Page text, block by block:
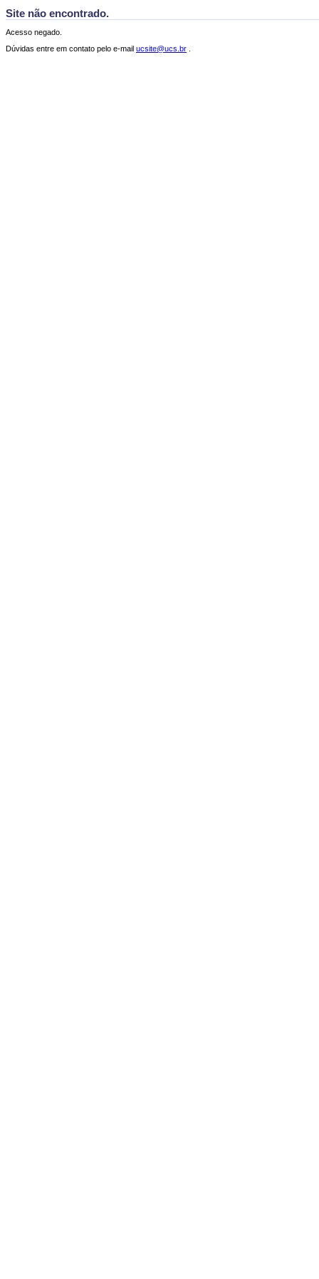
Site não encontrado.
Acesso negado.
Dúvidas entre em contato pelo e-mail ucsite@ucs.br